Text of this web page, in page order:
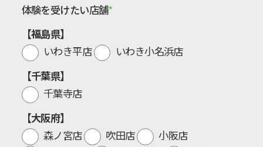
体験を受けたい店舗
【福島県】
いわき平店
いわき小名浜店
【千葉県】
千葉寺店
【大阪府】
森ノ宮店
吹田店
小阪店